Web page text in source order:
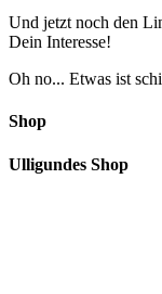
Und jetzt noch den
Dein Interesse!
Oh no... Etwas ist
Shop
Ulligundes Shop